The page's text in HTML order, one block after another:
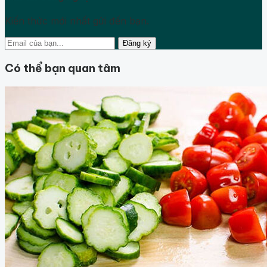
Kiến thức mới nhất gửi đến bạn.
Đăng ký
Có thể bạn quan tâm